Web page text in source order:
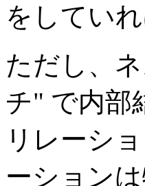
をしてい
ただし、
チ" で内部
リレーシ
ーション